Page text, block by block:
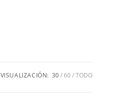
VISUALIZACIÓN: 30 60 TODO